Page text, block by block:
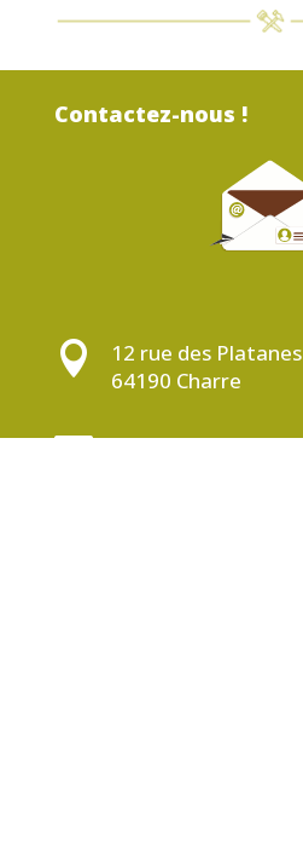
Contactez-nous !

12 rue des Platanes
64190 Charre
